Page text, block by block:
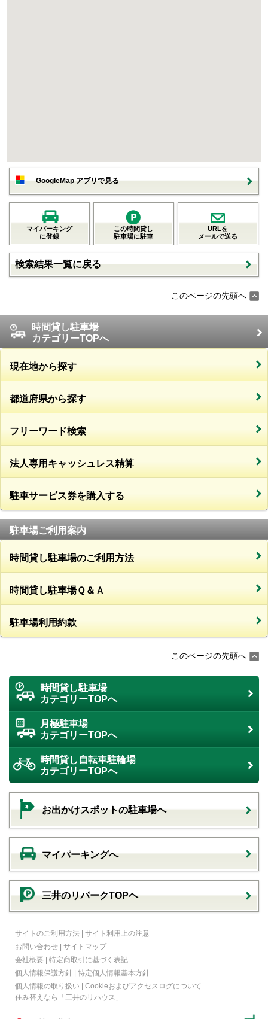
GoogleMap アプリで見る
マイパーキング
に登録
この時間貸し
駐車場に駐車
URLを
メールで送る
検索結果一覧に戻る
このページの先頭へ
時間貸し駐車場
カテゴリーTOPへ
現在地から探す
都道府県から探す
フリーワード検索
法人専用キャッシュレス精算
駐車サービス券を購入する
駐車場ご利用案内
時間貸し駐車場のご利用方法
時間貸し駐車場Ｑ＆Ａ
駐車場利用約款
このページの先頭へ
時間貸し駐車場
カテゴリーTOPへ
月極駐車場
カテゴリーTOPへ
時間貸し自転車駐輪場
カテゴリーTOPへ
お出かけスポットの駐車場へ
マイパーキングへ
三井のリパークTOPヘ
サイトのご利用方法 | サイト利用上の注意
お問い合わせ | サイトマップ
会社概要 | 特定商取引に基づく表記
個人情報保護方針 | 特定個人情報基本方針
個人情報の取り扱い | Cookieおよびアクセスログについて
住み替えなら
「三井のリハウス」